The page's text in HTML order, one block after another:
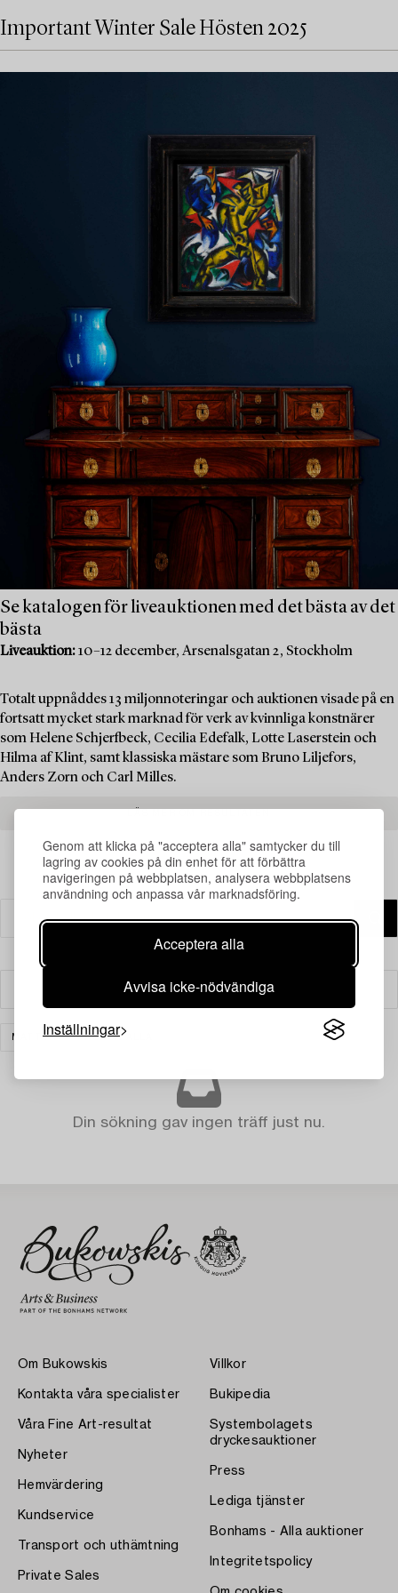
Genom att klicka på "acceptera alla" samtycker du till
lagring av cookies på din enhet för att förbättra
navigeringen på webbplatsen, analysera webbplatsens
användning och anpassa vår marknadsföring.
Acceptera alla
Avvisa icke-nödvändiga
Inställningar
Important Winter Sale Hösten 2025
Se katalogen för liveauktionen med det bästa av det
bästa
Liveauktion:10–12 december, Arsenalsgatan 2, Stockholm
Totalt uppnåddes 13 miljonnoteringar och auktionen visade på en
fortsatt mycket stark marknad för verk av kvinnliga konstnärer
som Helene Schjerfbeck, Cecilia Edefalk, Lotte Laserstein och
Hilma af Klint, samt klassiska mästare som Bruno Liljefors,
Anders Zorn och Carl Milles.
Filter
MATTOR RENSA ALLA
Din sökning gav ingen träff just nu.
Om Bukowskis
Kontakta våra specialister
Våra Fine Art-resultat
Nyheter
Hemvärdering
Kundservice
Transport och uthämtning
Private Sales
Villkor
Bukipedia
Systembolagets
dryckesauktioner
Press
Lediga tjänster
Bonhams - Alla auktioner
Integritetspolicy